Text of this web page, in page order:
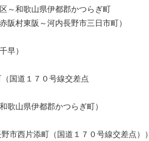
～和歌山県伊都郡かつらぎ町
阪村東阪～河内長野市三日市町）
早）
国道１７０号線交差点
山県伊都郡かつらぎ町）
西片添町（国道１７０号線交差点））